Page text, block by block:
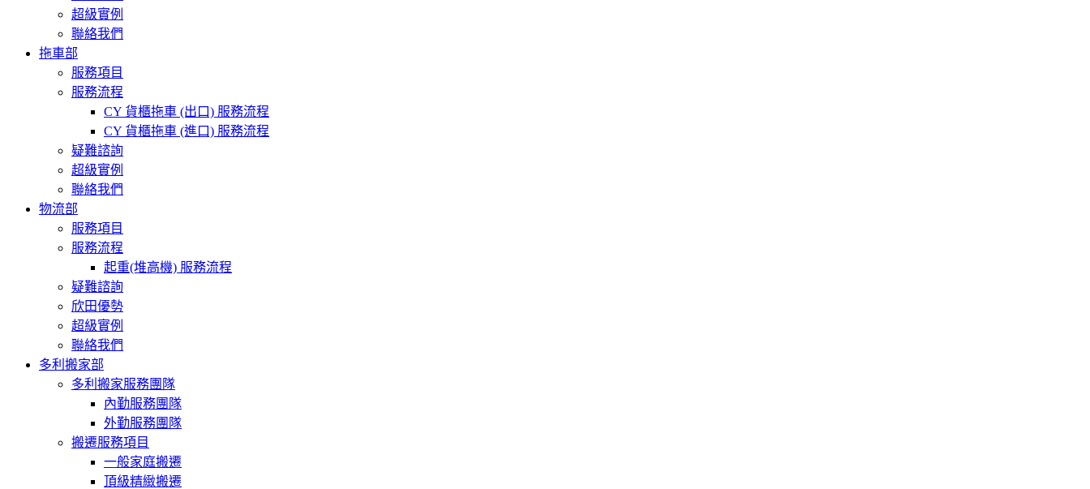
超級實例
聯絡我們
拖車部
服務項目
服務流程
CY 貨櫃拖車 (出口) 服務流程
CY 貨櫃拖車 (進口) 服務流程
疑難諮詢
超級實例
聯絡我們
物流部
服務項目
服務流程
起重(堆高機) 服務流程
疑難諮詢
欣田優勢
超級實例
聯絡我們
多利搬家部
多利搬家服務團隊
內勤服務團隊
外勤服務團隊
搬遷服務項目
一般家庭搬遷
頂級精緻搬遷